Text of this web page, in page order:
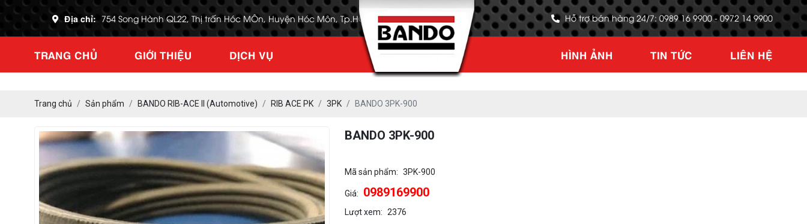
Địa chỉ: 754 Song Hành QL22, Thị trấn Hóc MÔn, Huyện Hóc Môn, Tp.HCM Hỗ trợ bán hàng 24/7: 0989 16 9900 - 0972 14 9900
TRANG CHỦ GIỚI THIỆU DỊCH VỤ HÌNH ẢNH TIN TỨC LIÊN HỆ
Trang chủ Sản phẩm BANDO RIB-ACE II (Automotive) RIB ACE PK 3PK BANDO 3PK-900
BANDO 3PK-900
Mã sản phẩm: 3PK-900
Giá: 0989169900
Lượt xem: 2376